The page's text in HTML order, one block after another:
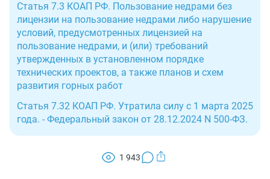
Статья 7.3 КОАП РФ. Пользование недрами без
лицензии на пользование недрами либо нарушение
условий, предусмотренных лицензией на
пользование недрами, и (или) требований
утвержденных в установленном порядке
технических проектов, а также планов и схем
развития горных работ
Статья 7.32 КОАП РФ. Утратила силу с 1 марта 2025
года. - Федеральный закон от 28.12.2024 N 500-ФЗ.
1 943